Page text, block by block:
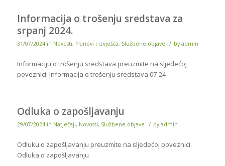
Informacija o trošenju sredstava za
srpanj 2024.
31/07/2024 in Novosti, Planovi i izvješća, Službene objave / by admin
Informaciju o trošenju sredstava preuzmite na sljedećoj
poveznici: Informacija o trošenju sredstava 07-24
Odluka o zapošljavanju
29/07/2024 in Natječaji, Novosti, Službene objave / by admin
Odluku o zapošljavanju preuzmite na sljedećoj poveznici:
Odluka o zapošljavanju